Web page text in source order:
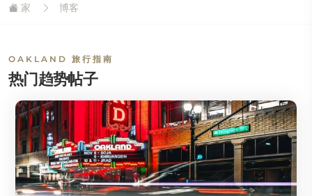
家 博客
OAKLAND 旅行指南
热门趋势帖子